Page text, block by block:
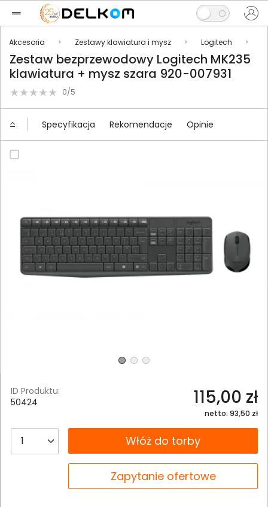
Akcesoria Zestawy klawiatura i mysz Logitech
Zestaw bezprzewodowy Logitech MK235
klawiatura + mysz szara 920-007931
0/5
Specyfikacja Rekomendacje Opinie
ID Produktu:
50424
115,00 zł
netto: 93,50 zł
__B2C.PRODUCT.QUANTITYWłóż do torby
Zapytanie ofertowe